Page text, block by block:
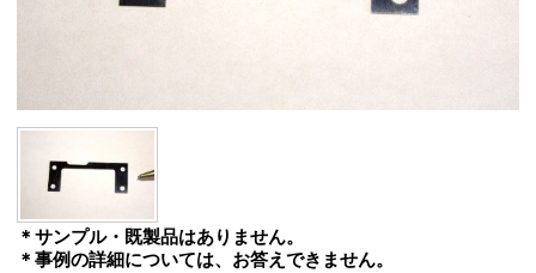
＊サンプル・既製品はありません。
＊事例の詳細については、お答えできません。